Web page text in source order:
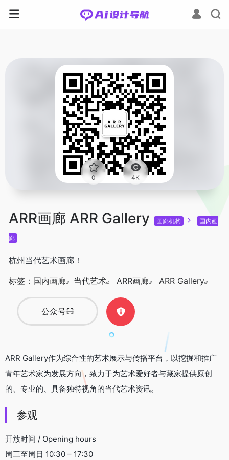
0 4K
ARR画廊 ARR Gallery 画廊机构 国内画
廊
杭州当代艺术画廊！
标签： 国内画廊 当代艺术 ARR画廊 ARR Gallery
公众号
ARR Gallery作为综合性的艺术展示与传播平台，以挖掘和推广
青年艺术家为发展方向，致力于为艺术爱好者与藏家提供原创
的、专业的、具备独特视角的当代艺术资讯。
参观
开放时间 / Opening hours
周三至周日 10:30 – 17:30